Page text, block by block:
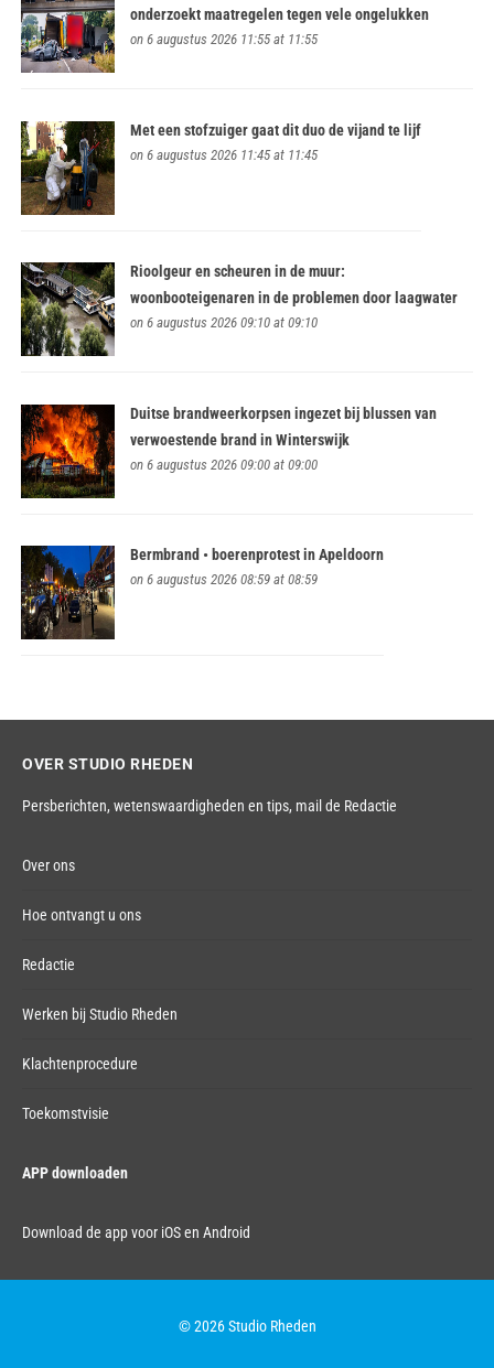
onderzoekt maatregelen tegen vele ongelukken
on 6 augustus 2026 11:55 at 11:55
Met een stofzuiger gaat dit duo de vijand te lijf
on 6 augustus 2026 11:45 at 11:45
Rioolgeur en scheuren in de muur:
woonbooteigenaren in de problemen door laagwater
on 6 augustus 2026 09:10 at 09:10
Duitse brandweerkorpsen ingezet bij blussen van
verwoestende brand in Winterswijk
on 6 augustus 2026 09:00 at 09:00
Bermbrand • boerenprotest in Apeldoorn
on 6 augustus 2026 08:59 at 08:59
OVER STUDIO RHEDEN
Persberichten, wetenswaardigheden en tips, mail de Redactie
Over ons
Hoe ontvangt u ons
Redactie
Werken bij Studio Rheden
Klachtenprocedure
Toekomstvisie
APP downloaden
Download de app voor iOS en Android
© 2026 Studio Rheden